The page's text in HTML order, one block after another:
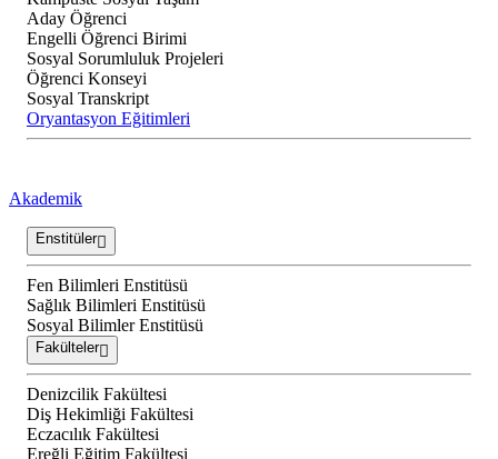
Aday Öğrenci
Engelli Öğrenci Birimi
Sosyal Sorumluluk Projeleri
Öğrenci Konseyi
Sosyal Transkript
Oryantasyon Eğitimleri
Akademik
Enstitüler
Fen Bilimleri Enstitüsü
Sağlık Bilimleri Enstitüsü
Sosyal Bilimler Enstitüsü
Fakülteler
Denizcilik Fakültesi
Diş Hekimliği Fakültesi
Eczacılık Fakültesi
Ereğli Eğitim Fakültesi